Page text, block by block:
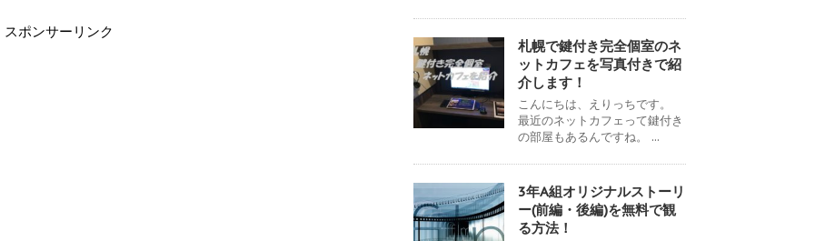
スポンサーリンク
札幌で鍵付き完全個室のネ
ットカフェを写真付きで紹
介します！
こんにちは、えりっちです。
最近のネットカフェって鍵付き
の部屋もあるんですね。 ...
3年A組オリジナルストーリ
ー(前編・後編)を無料で観
る方法！